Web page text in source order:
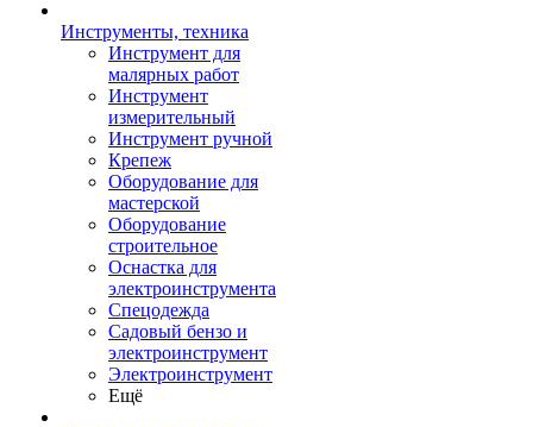
Инструменты, техника
Инструмент для
малярных работ
Инструмент
измерительный
Инструмент ручной
Крепеж
Оборудование для
мастерской
Оборудование
строительное
Оснастка для
электроинструмента
Спецодежда
Садовый бензо и
электроинструмент
Электроинструмент
Ещё